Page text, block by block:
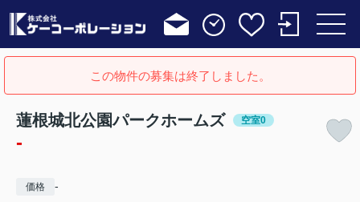
この物件の募集は終了しました。
蓮根城北公園パークホームズ 空室0
-
価格 -